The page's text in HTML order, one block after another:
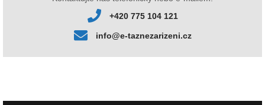
+420 775 104 121
info@e-taznezarizeni.cz